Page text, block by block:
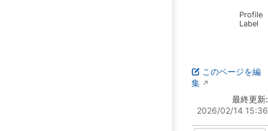
Profile
Label
このページを編
集
最終更新:
2026/02/14 15:36